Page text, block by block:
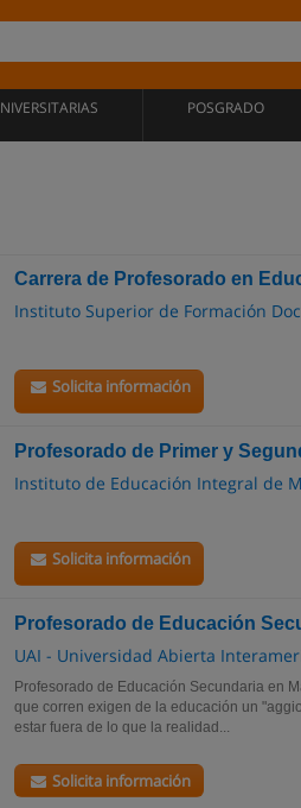
POSGRADO
Carrera de Profesorado en
Instituto Superior de Formación
Solicita información
Profesorado de Primer y
Instituto de Educación Integral de
Solicita información
Profesorado de Educación
UAI - Universidad Abierta
Profesorado de Educación Secundaria en
que corren exigen de la educación un
estar fuera de lo que la realidad...
Solicita información